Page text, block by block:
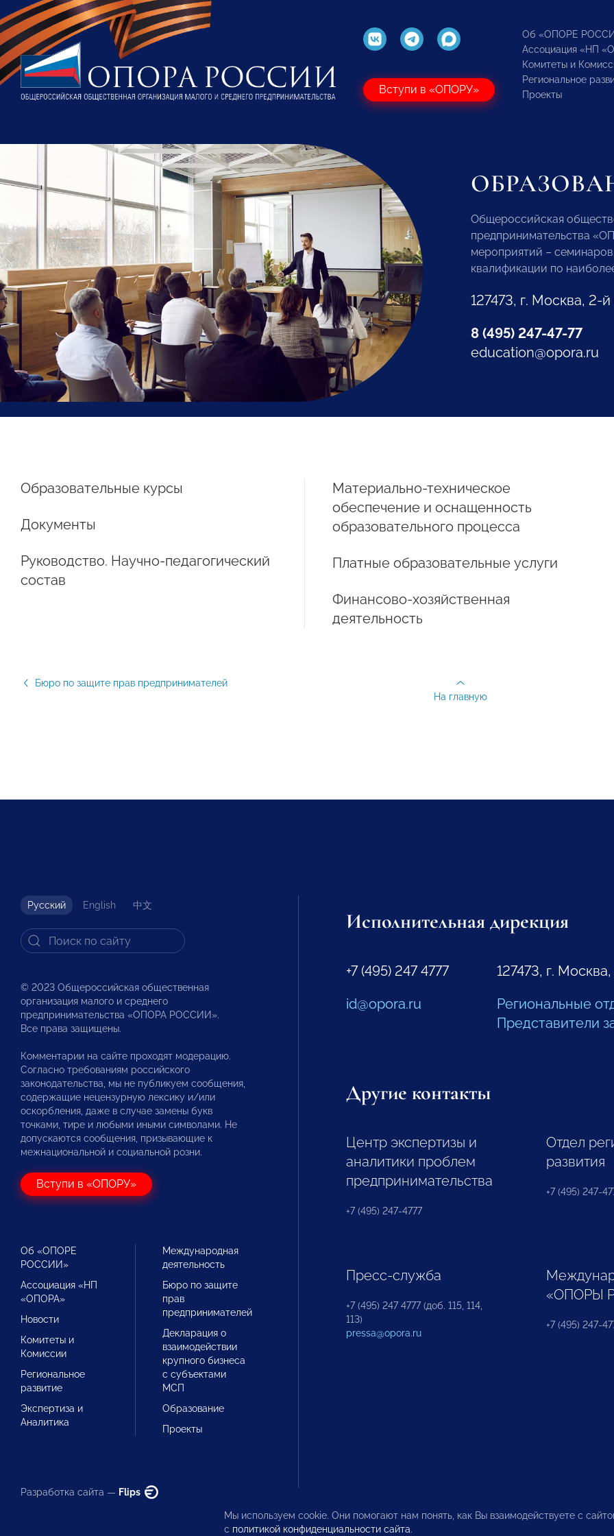
Вступи в «ОПОРУ»
Об «ОПОРЕ
Ассоциация «НП
Комитеты и
Региональное
Проекты
Общероссийская
предпринимательства
мероприятий –
квалификации по
127473, г. Москва, 2-
8 (495) 247-47-77
education@opora.ru
Образовательные курсы
Документы
Руководство. Научно-педагогический
состав
Материально-техническое
обеспечение и оснащенность
образовательного процесса
Платные образовательные услуги
Финансово-хозяйственная
деятельность
Бюро по защите прав предпринимателей
На главную
Русский English 中文
© 2023 Общероссийская общественная
организация малого и среднего
предпринимательства «ОПОРА РОССИИ».
Все права защищены.
Комментарии на сайте проходят модерацию.
Согласно требованиям российского
законодательства, мы не публикуем сообщения,
содержащие нецензурную лексику и/или
оскорбления, даже в случае замены букв
точками, тире и любыми иными символами. Не
допускаются сообщения, призывающие к
межнациональной и социальной розни.
Вступи в «ОПОРУ»
Об «ОПОРЕ
РОССИИ»
Ассоциация «НП
«ОПОРА»
Новости
Комитеты и
Комиссии
Региональное
развитие
Экспертиза и
Аналитика
Международная
деятельность
Бюро по защите
прав
предпринимателей
Декларация о
взаимодействии
крупного бизнеса
с субъектами
МСП
Образование
Проекты
Разработка сайта — Flips
Исполнительная дирекция
+7 (495) 247 4777
id@opora.ru
127473, г.
Региональные
Представители
Другие контакты
Центр экспертизы и
аналитики проблем
предпринимательства
+7 (495) 247-4777
Отдел
развития
+7 (495) 247-
Пресс-служба
+7 (495) 247 4777 (доб. 115, 114,
113)
pressa@opora.ru
«ОПОРЫ
+7 (495) 247-
Мы используем cookie. Они помогают нам понять, как Вы взаимодействуете с
с политикой конфиденциальности сайта.